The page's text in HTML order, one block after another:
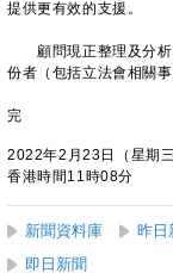
提供更有效的支援。
顧問現正整理及分析
份者（包括立法會相關
完
2022年2月23日（星期三
香港時間11時08分
新聞資料庫 昨日
即日新聞